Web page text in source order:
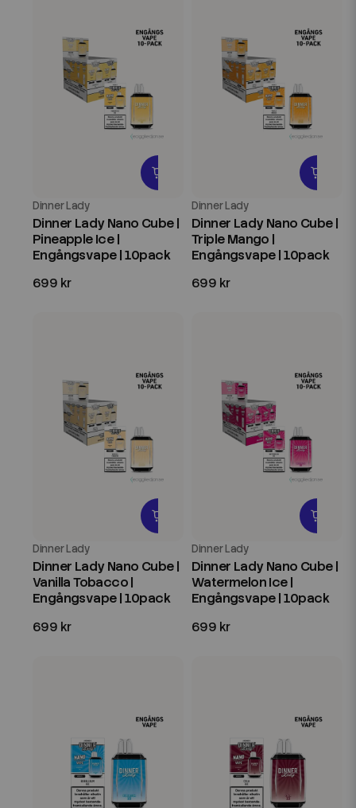
Dinner Lady
Dinner Lady Nano Cube |
Pineapple Ice |
Engångsvape | 10pack
699 kr
Dinner Lady
Dinner Lady Nano Cube |
Triple Mango |
Engångsvape | 10pack
699 kr
Dinner Lady
Dinner Lady Nano Cube |
Vanilla Tobacco |
Engångsvape | 10pack
699 kr
Dinner Lady
Dinner Lady Nano Cube |
Watermelon Ice |
Engångsvape | 10pack
699 kr